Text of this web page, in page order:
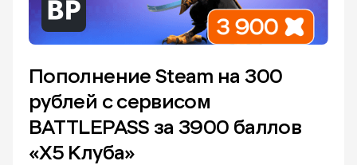
Пополнение Steam на 300
рублей с сервисом
BATTLEPASS за 3900 баллов
«Х5 Клуба»